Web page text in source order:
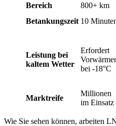
Bereich
800+ km
Betankungszeit 10
Leistung bei
kaltem Wetter
Erfordert
bei -18°C
Marktreife
Millionen
im Einsatz
Wie Sie sehen können, arbeiten